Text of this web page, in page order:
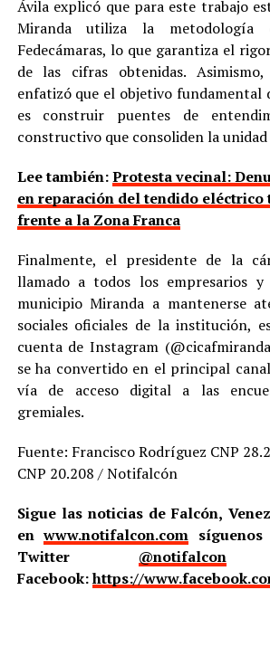
Ávila explicó que para este trabajo
Miranda utiliza la metodología
Fedecámaras, lo que garantiza el
de las cifras obtenidas.
enfatizó que el objetivo fundamental
es construir puentes de
constructivo que consoliden la
Lee también:Protesta vecinal:
en reparación del tendido eléctrico
frente a la Zona Franca
Finalmente, el presidente de la
llamado a todos los empresarios y
municipio Miranda a mantenerse
sociales oficiales de la institución,
cuenta de Instagram
se ha convertido en el principal
vía de acceso digital a las
gremiales.
Fuente: Francisco Rodríguez CNP
CNP 20.208 / Notifalcón
Sigue las noticias de Falcón,
enwww.notifalcon.com
Twitter @notifalcon
Facebook:https://